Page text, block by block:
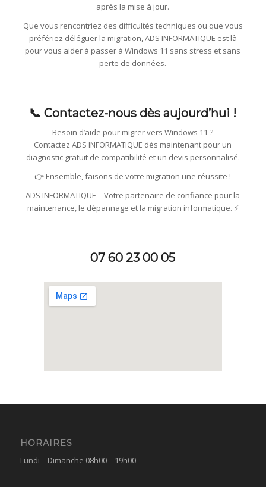
après la mise à jour.
Que vous rencontriez des difficultés techniques ou que vous
préfériez déléguer la migration, ADS INFORMATIQUE est là
pour vous aider à passer à Windows 11 sans stress et sans
perte de données.
📞 Contactez-nous dès aujourd’hui !
Besoin d’aide pour migrer vers Windows 11 ?
Contactez ADS INFORMATIQUE dès maintenant pour un
diagnostic gratuit de compatibilité et un devis personnalisé.
👉 Ensemble, faisons de votre migration une réussite !
ADS INFORMATIQUE – Votre partenaire de confiance pour la
maintenance, le dépannage et la migration informatique. ⚡
07 60 23 00 05
HORAIRES
Lundi – Dimanche 08h00 – 19h00